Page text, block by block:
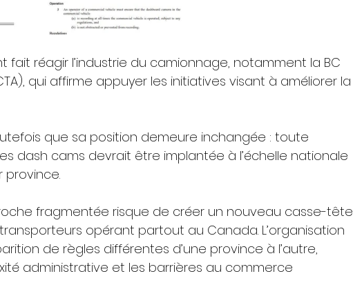
fait réagir l’industrie du camionnage, notamment la BC
qui affirme appuyer les initiatives visant à améliorer la
que sa position demeure inchangée : toute
dash cams devrait être implantée à l’échelle nationale
fragmentée risque de créer un nouveau casse-tête
opérant partout au Canada. L’organisation
de règles différentes d’une province à l’autre,
administrative et les barrières au commerce